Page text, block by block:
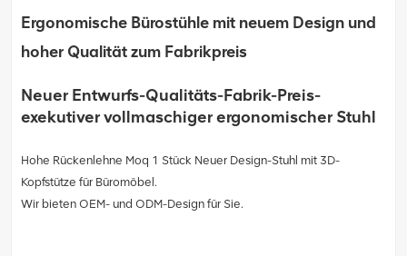
Ergonomische Bürostühle mit neuem Design und
hoher Qualität zum Fabrikpreis
Neuer Entwurfs-Qualitäts-Fabrik-Preis-
exekutiver vollmaschiger ergonomischer Stuhl
Hohe Rückenlehne Moq 1 Stück Neuer Design-Stuhl mit 3D-
Kopfstütze für Büromöbel.
Wir bieten OEM- und ODM-Design für Sie.